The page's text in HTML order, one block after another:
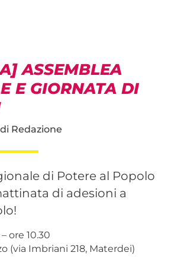
ASSEMBLEA
E GIORNATA DI
di Redazione
di Potere al Popolo
di adesioni a
ore 10.30
(via Imbriani 218, Materdei)